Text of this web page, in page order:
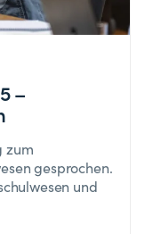
–
zum
gesprochen.
und